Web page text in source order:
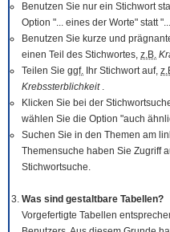
Benutzen Sie nur ein Stichwort
Option "... eines der Worte" statt
Benutzen Sie kurze und
einen Teil des Stichwortes, z.B.
Teilen Sie ggf. Ihr Stichwort auf,
Krebssterblichkeit .
Klicken Sie bei der
wählen Sie die Option "auch
Suchen Sie in den Themen am
Themensuche haben Sie Zugriff
Stichwortsuche.
Was sind gestaltbare Tabellen?
Vorgefertigte Tabellen